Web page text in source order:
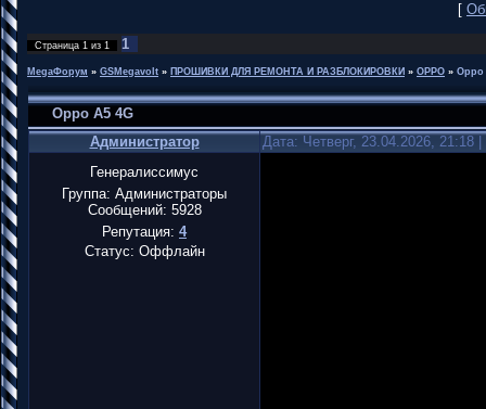
[
Страница 1 из 1 1
MegaФорум » GSMegavolt » ПРОШИВКИ ДЛЯ РЕМОНТА И РАЗБЛОКИРОВКИ » OPPO » Oppo
Oppo A5 4G
Администратор
Дата: Четверг, 23.04.2026,
Генералиссимус
Группа: Администраторы
Сообщений: 5928
Репутация: 4
Статус: Оффлайн